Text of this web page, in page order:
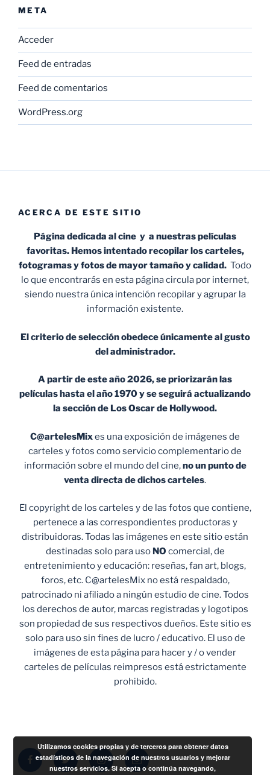
META
Acceder
Feed de entradas
Feed de comentarios
WordPress.org
ACERCA DE ESTE SITIO
Página dedicada al cine y a nuestras películas
favoritas. Hemos intentado recopilar los carteles,
fotogramas y fotos de mayor tamaño y calidad. Todo
lo que encontrarás en esta página circula por internet,
siendo nuestra única intención recopilar y agrupar la
información existente.
El criterio de selección obedece únicamente al gusto
del administrador.
A partir de este año 2026, se priorizarán las
películas hasta el año 1970 y se seguirá actualizando
la sección de Los Oscar de Hollywood.
C@artelesMixes una exposición de imágenes de
carteles y fotos como servicio complementario de
información sobre el mundo del cine,no un punto de
venta directa de dichos carteles.
El copyright de los carteles y de las fotos que contiene,
pertenece a las correspondientes productoras y
distribuidoras. Todas las imágenes en este sitio están
destinadas solo para uso NO comercial, de
entretenimiento y educación: reseñas, fan art, blogs,
foros, etc. C@artelesMix no está respaldado,
patrocinado ni afiliado a ningún estudio de cine. Todos
los derechos de autor, marcas registradas y logotipos
son propiedad de sus respectivos dueños. Este sitio es
solo para uso sin fines de lucro / educativo. El uso de
imágenes de esta página para hacer y / o vender
carteles de películas reimpresos está estrictamente
prohibido.
FacebookTwitter InstagramCorreo
electrónico
Utilizamos cookies propias y de terceros para obtener datos
estadísticos de la navegación de nuestros usuarios y mejorar
nuestros servicios. Si acepta o continúa navegando,